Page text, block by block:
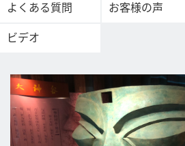
よくある質問 お客様の声
ビデオ